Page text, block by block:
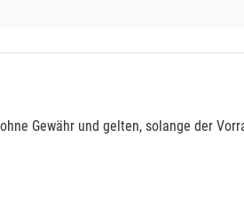
Gewähr und gelten, solange der